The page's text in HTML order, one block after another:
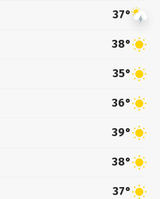
37°
38°
35°
36°
39°
38°
37°